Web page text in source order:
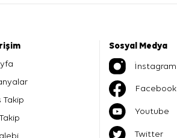
Takip
Sosyal Medya
İnstagram
Facebook
Youtube
Twitter